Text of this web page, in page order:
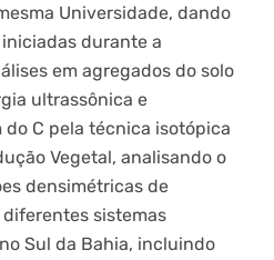
Universidade, dando
durante a
em agregados do solo
ultrassônica e
C pela técnica isotópica
Vegetal, analisando o
densimétricas de
sistemas
Sul da Bahia, incluindo